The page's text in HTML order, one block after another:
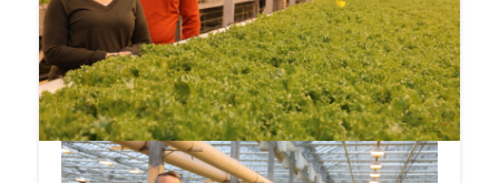
lanseeraa Järvikylä-brändin alle myös uuden
pienilehtisten salaattien tuoteperheen, jolla
haetaan kasvua jalostetumpien tuotteiden
kategoriassa.